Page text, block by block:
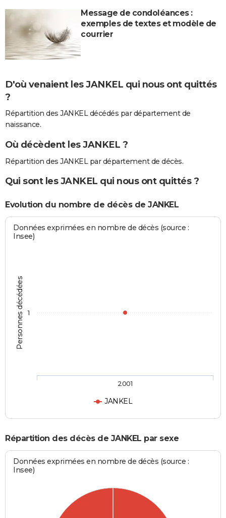
Bricolage
Lifestyle
Culture
Television
Voyage
Message de condoléances :
exemples de textes et modèle de
courrier
D'où venaient les JANKEL qui nous ont quittés
?
Répartition des JANKEL décédés par département de
naissance.
Où décèdent les JANKEL ?
Répartition des JANKEL par département de décès.
Qui sont les JANKEL qui nous ont quittés ?
Evolution du nombre de décès de JANKEL
Personnes décédées
Données exprimées en nombre de décès (source :
Insee)
JANKEL
2001
1
Répartition des décès de JANKEL par sexe
Données exprimées en nombre de décès (source :
Insee)